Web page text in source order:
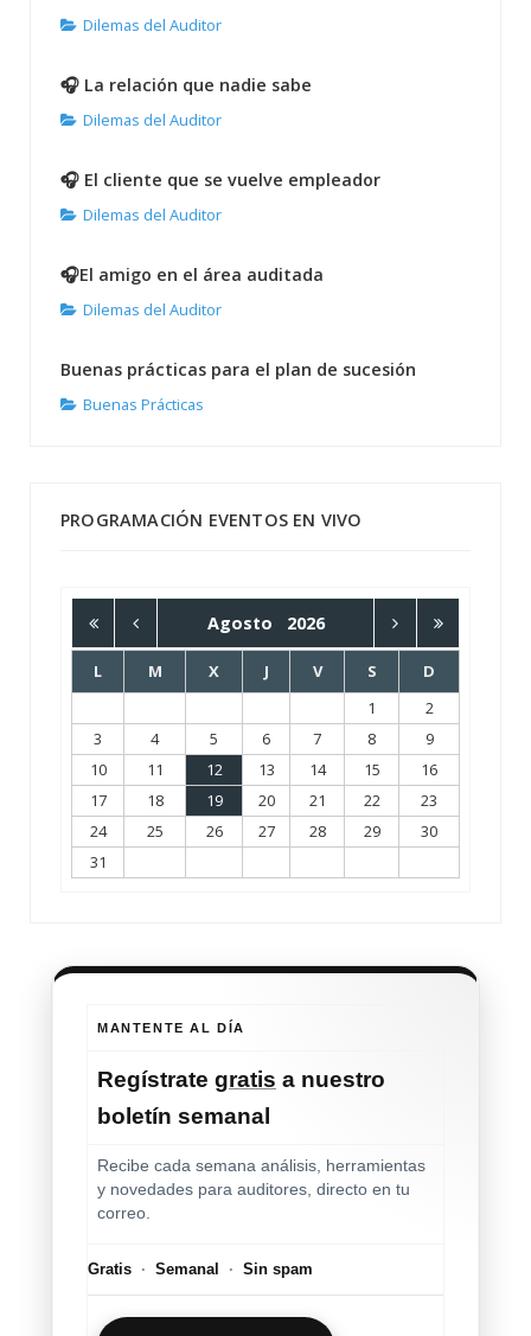
Dilemas del Auditor
🎧 La relación que nadie sabe
Dilemas del Auditor
🎧 El cliente que se vuelve empleador
Dilemas del Auditor
🎧El amigo en el área auditada
Dilemas del Auditor
Buenas prácticas para el plan de sucesión
Buenas Prácticas
PROGRAMACIÓN EVENTOS EN VIVO
Agosto 2026
L M X J V S
D
1
2
3
4 5 6 7 8
9
10
11 12 13 14 15
16
17
18 19 20 21 22
23
24
25 26 27 28 29
30
31
MANTENTE AL DÍA
Regístrate gratis a nuestro
boletín semanal
Recibe cada semana análisis, herramientas
y novedades para auditores, directo en tu
correo.
Gratis · Semanal · Sin spam